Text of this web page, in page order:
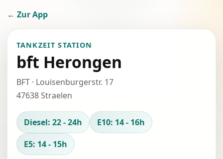
← Zur App
TANKZEIT STATION
bft Herongen
BFT · Louisenburgerstr. 17
47638 Straelen
Diesel: 22 - 24h
E10: 14 - 16h
E5: 14 - 15h